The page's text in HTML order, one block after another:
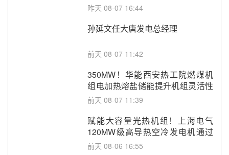
昨天 08-07 16:44
孙延文任大唐发电总经理
前天 08-07 11:42
350MW！华能西安热工院燃煤机
组电加热熔盐储能提升机组灵活性
改造项目初步设计第三方评审服务
前天 08-07 11:39
赋能大容量光热机组！上海电气
120MW级高导热空冷发电机通过
型式试验
前天 08-06 16:55